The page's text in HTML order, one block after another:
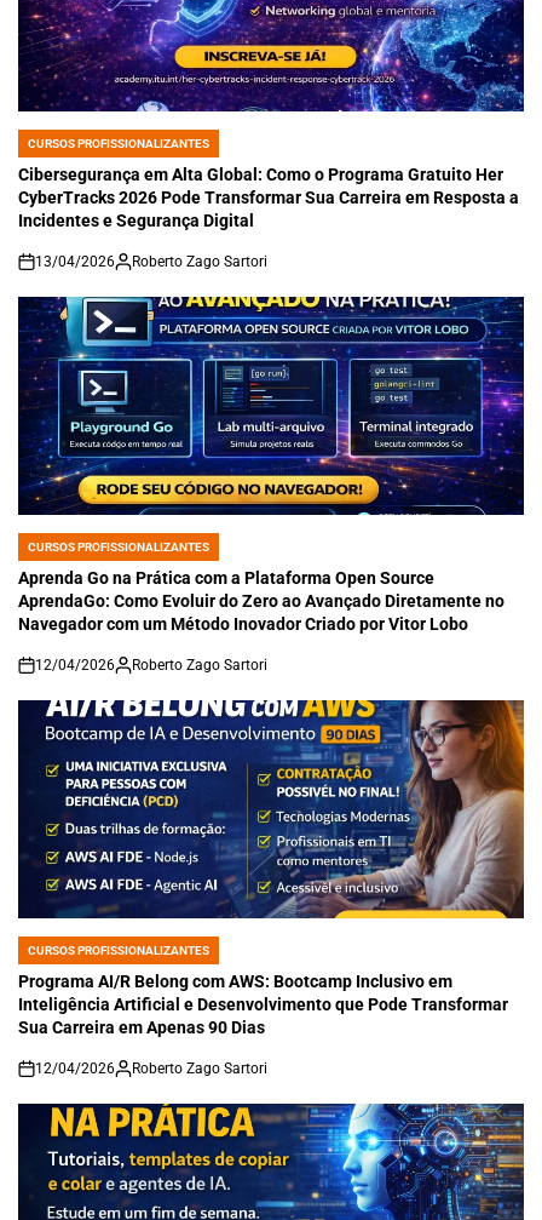
POSTED
IN
CURSOS PROFISSIONALIZANTES
Cibersegurança em Alta Global: Como o Programa Gratuito Her
CyberTracks 2026 Pode Transformar Sua Carreira em Resposta a
Incidentes e Segurança Digital
on
13/04/2026 Roberto Zago Sartori
POSTED
IN
CURSOS PROFISSIONALIZANTES
Aprenda Go na Prática com a Plataforma Open Source
AprendaGo: Como Evoluir do Zero ao Avançado Diretamente no
Navegador com um Método Inovador Criado por Vitor Lobo
on
12/04/2026 Roberto Zago Sartori
POSTED
IN
CURSOS PROFISSIONALIZANTES
Programa AI/R Belong com AWS: Bootcamp Inclusivo em
Inteligência Artificial e Desenvolvimento que Pode Transformar
Sua Carreira em Apenas 90 Dias
on
12/04/2026 Roberto Zago Sartori